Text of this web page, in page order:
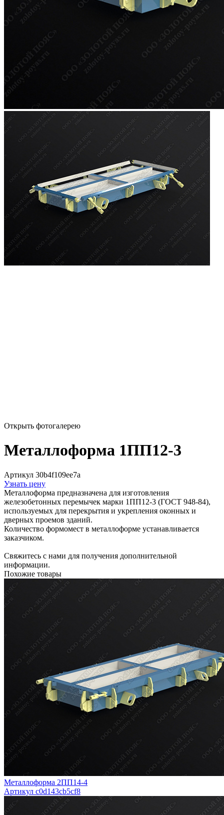
Открыть фотогалерею
Металлоформа 1ПП12-3
Артикул 30b4f109ee7a
Узнать цену
Металлоформа предназначена для изготовления
железобетонных перемычек марки 1ПП12-3 (ГОСТ 948-84),
используемых для перекрытия и укрепления оконных и
дверных проемов зданий.
Количество формомест в металлоформе устанавливается
заказчиком.
Свяжитесь с нами для получения дополнительной
информации.
Похожие товары
Металлоформа 2ПП14-4
Артикул c0d143cb5cf8